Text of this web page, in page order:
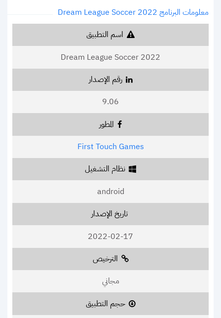
معلومات البرنامج Dream League Soccer 2022
اسم التطبيق
Dream League Soccer 2022
رقم الإصدار
9.06
المطور
First Touch Games
نظام التشغيل
android
تاريخ الإصدار
2022-02-17
الترخيص
مجاني
حجم التطبيق